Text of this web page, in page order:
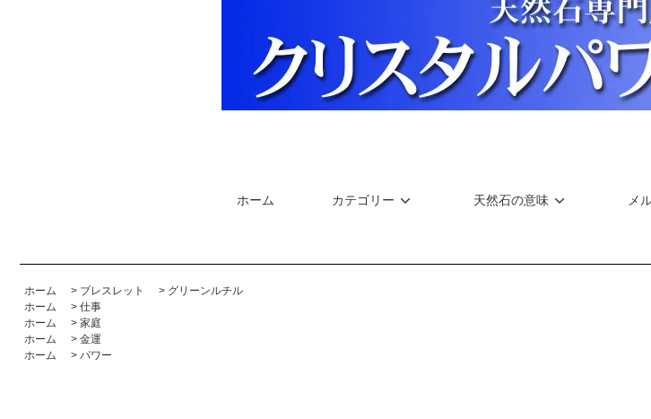
ホーム カテゴリー 天然石の意味 メ
ホーム > ブレスレット > グリーンルチル
ホーム
> 仕事
ホーム
> 家庭
ホーム
> 金運
ホーム
> パワー